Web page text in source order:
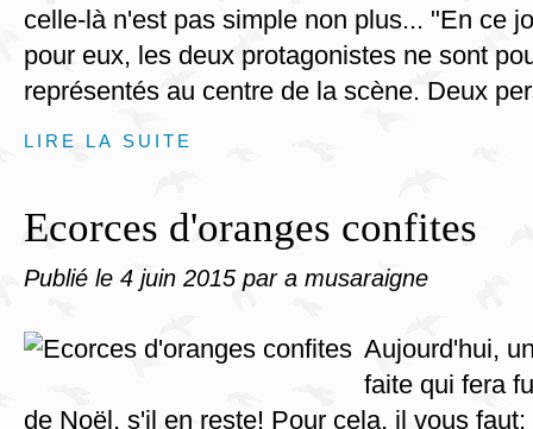
celle-là n'est pas simple non plus... "En ce
pour eux, les deux protagonistes ne sont
représentés au centre de la scène. Deux
LIRE LA SUITE
Ecorces d'oranges confites
Publié le 4 juin 2015 par a musaraigne
Aujourd'hui,
faite qui fera
de Noël, s'il en reste! Pour cela, il vous